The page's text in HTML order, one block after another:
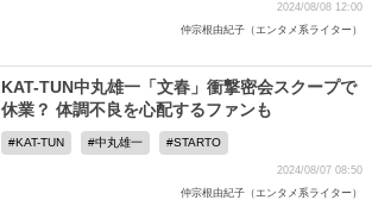
2024/08/08 12:00
仲宗根由紀子（エンタメ系ライター）
KAT-TUN中丸雄一「文春」衝撃密会スクープで
休業？ 体調不良を心配するファンも
KAT-TUN 中丸雄一 STARTO
2024/08/07 08:50
仲宗根由紀子（エンタメ系ライター）